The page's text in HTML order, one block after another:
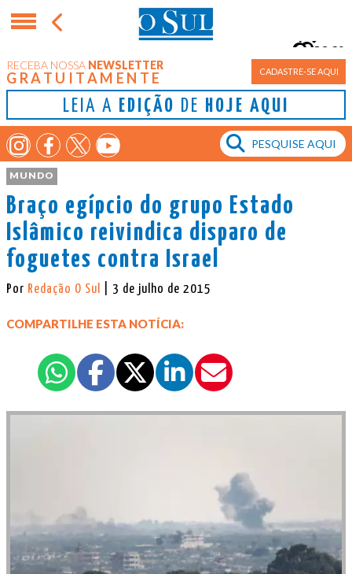
RECEBA NOSSA NEWSLETTER
GRATUITAMENTE CADASTRE-SE AQUI
LEIA A EDIÇÃO DE HOJE AQUI
Porto Alegre
26°
MUNDO
Braço egípcio do grupo Estado
Islâmico reivindica disparo de
foguetes contra Israel
Por Redação O Sul | 3 de julho de 2015
COMPARTILHE ESTA NOTÍCIA: